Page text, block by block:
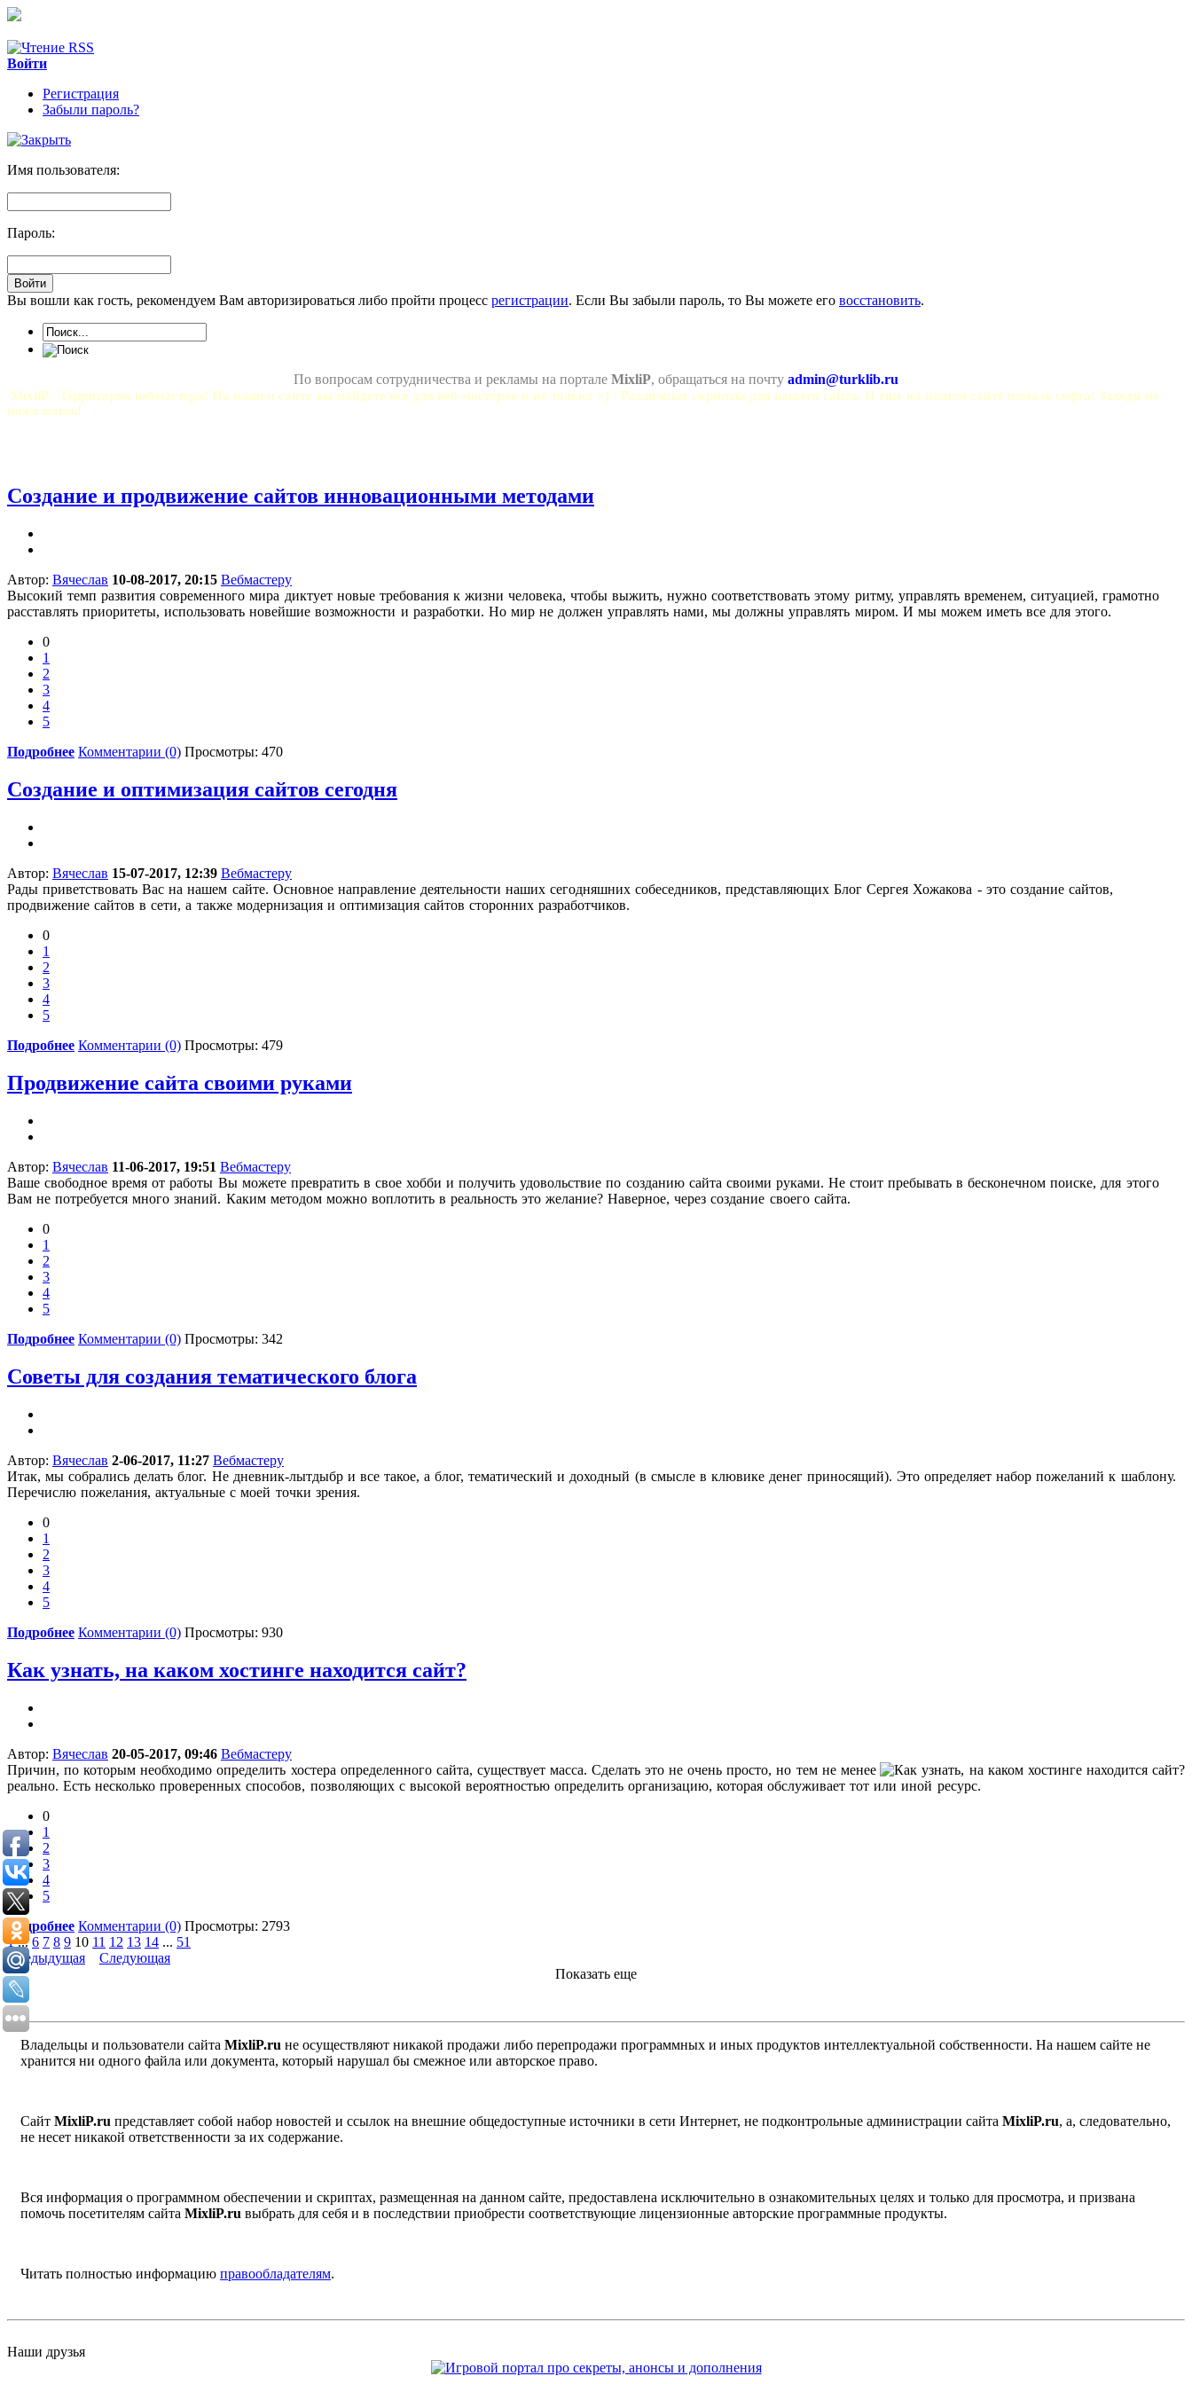
Войти
Регистрация
Забыли пароль?
Имя пользователя:
Пароль:
Вы вошли как гость, рекомендуем Вам авторизироваться либо пройти процесс регистрации. Если Вы забыли пароль, то Вы можете его восстановить.
По вопросам сотрудничества и рекламы на портале MixliP, обращаться на почту admin@turklib.ru
MixliP - Территория вебмастера! На нашем сайте вы найдете все для веб-мастеров и не только =) ! Различные скрипты для вашего сайта. И еще на нашем сайте немало софта! Заходи не
пожалеешь!
Создание и продвижение сайтов инновационными методами
Автор: Вячеслав 10-08-2017, 20:15 Вебмастеру
Высокий темп развития современного мира диктует новые требования к жизни человека, чтобы выжить, нужно соответствовать этому ритму, управлять временем, ситуацией, грамотно
расставлять приоритеты, использовать новейшие возможности и разработки. Но мир не должен управлять нами, мы должны управлять миром. И мы можем иметь все для этого.
0
1
2
3
4
5
Подробнее Комментарии (0) Просмотры: 470
Создание и оптимизация сайтов сегодня
Автор: Вячеслав 15-07-2017, 12:39 Вебмастеру
Рады приветствовать Вас на нашем сайте. Основное направление деятельности наших сегодняшних собеседников, представляющих Блог Сергея Хожакова - это создание сайтов,
продвижение сайтов в сети, а также модернизация и оптимизация сайтов сторонних разработчиков.
0
1
2
3
4
5
Подробнее Комментарии (0) Просмотры: 479
Продвижение сайта своими руками
Автор: Вячеслав 11-06-2017, 19:51 Вебмастеру
Ваше свободное время от работы Вы можете превратить в свое хобби и получить удовольствие по созданию сайта своими руками. Не стоит пребывать в бесконечном поиске, для этого
Вам не потребуется много знаний. Каким методом можно воплотить в реальность это желание? Наверное, через создание своего сайта.
0
1
2
3
4
5
Подробнее Комментарии (0) Просмотры: 342
Советы для создания тематического блога
Автор: Вячеслав 2-06-2017, 11:27 Вебмастеру
Итак, мы собрались делать блог. Не дневник-лытдыбр и все такое, а блог, тематический и доходный (в смысле в клювике денег приносящий). Это определяет набор пожеланий к шаблону.
Перечислю пожелания, актуальные с моей точки зрения.
0
1
2
3
4
5
Подробнее Комментарии (0) Просмотры: 930
Как узнать, на каком хостинге находится сайт?
Автор: Вячеслав 20-05-2017, 09:46 Вебмастеру
Причин, по которым необходимо определить хостера определенного сайта, существует масса. Сделать это не очень просто, но тем не менее
реально. Есть несколько проверенных способов, позволяющих с высокой вероятностью определить организацию, которая обслуживает тот или иной ресурс.
0
1
2
3
4
5
Подробнее Комментарии (0) Просмотры: 2793
1 ... 6 7 8 9 10 11 12 13 14 ... 51
Предыдущая
Следующая
Показать еще
Владельцы и пользователи сайта MixliP.ru не осуществляют никакой продажи либо перепродажи программных и иных продуктов интеллектуальной собственности. На нашем сайте не
хранится ни одного файла или документа, который нарушал бы смежное или авторское право.
Сайт MixliP.ru представляет собой набор новостей и ссылок на внешние общедоступные источники в сети Интернет, не подконтрольные администрации сайта MixliP.ru, а, следовательно,
не несет никакой ответственности за их содержание.
Вся информация о программном обеспечении и скриптах, размещенная на данном сайте, предоставлена исключительно в ознакомительных целях и только для просмотра, и призвана
помочь посетителям сайта MixliP.ru выбрать для себя и в последствии приобрести соответствующие лицензионные авторские программные продукты.
Читать полностью информацию правообладателям.
Наши друзья